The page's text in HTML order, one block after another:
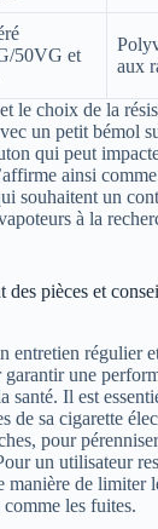
50VG et
aux
le choix de la
un petit bémol
qui peut
ainsi
souhaitent un
à la
des pièces et
entretien régulier
garantir une
santé. Il est
de sa cigarette
pour
un utilisateur
manière de limiter
comme les fuites.